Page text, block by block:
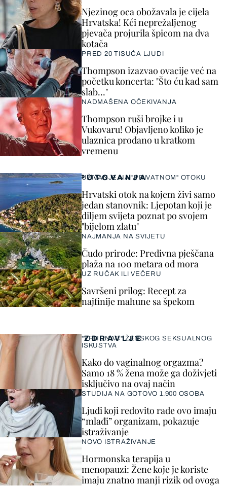
Njezinog oca obožavala je cijela
Hrvatska! Kći neprežaljenog
pjevača projurila špicom na dva
kotača
PRED 20 TISUĆA LJUDI
Thompson izazvao ovacije već na
početku koncerta: "Što ću kad sam
slab..."
NADMAŠENA OČEKIVANJA
Thompson ruši brojke i u
Vukovaru! Objavljeno koliko je
ulaznica prodano u kratkom
vremenu
ZDRAVLJE
"VRHUNAC" ŽENSKOG SEKSUALNOG
ISKUSTVA
Kako do vaginalnog orgazma?
Samo 18 % žena može ga doživjeti
isključivo na ovaj način
STUDIJA NA GOTOVO 1.900 OSOBA
Ljudi koji redovito rade ovo imaju
“mlađi” organizam, pokazuje
istraživanje
NOVO ISTRAŽIVANJE
Hormonska terapija u
menopauzi: Žene koje je koriste
imaju znatno manji rizik od ovoga
PUTOVANJA
UŽIVANJE NA "PRIVATNOM" OTOKU
Hrvatski otok na kojem živi samo
jedan stanovnik: Ljepotan koji je
diljem svijeta poznat po svojem
"bijelom zlatu"
NAJMANJA NA SVIJETU
Čudo prirode: Predivna pješčana
plaža na 100 metara od mora
UZ RUČAK ILI VEČERU
Savršeni prilog: Recept za
najfinije mahune sa špekom